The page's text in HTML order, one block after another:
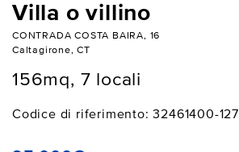
Villa o villino
CONTRADA COSTA BAIRA, 16
Caltagirone, CT
156mq, 7 locali
Codice di riferimento: 32461400-127